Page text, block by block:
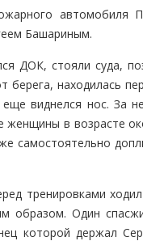
Башариным.
ДОК, стояли суда,
находилась
виднелся нос. За
женщины в возрасте
самостоятельно
тренировками
образом. Один
которой держал